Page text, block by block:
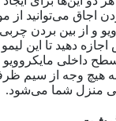
اجاق می‌توانید
و از بین بردن
داخلی مایکروویو
به هیچ وجه از سیم
منزل شما می‌شود.